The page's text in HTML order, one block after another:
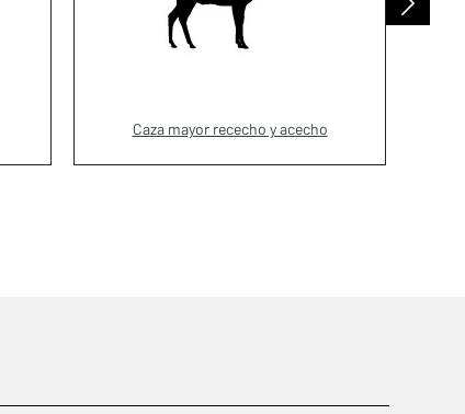
Caza mayor rececho y acecho